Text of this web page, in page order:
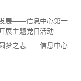
发展——信息中心第一
展主题党日活动
梦之志——信息中心